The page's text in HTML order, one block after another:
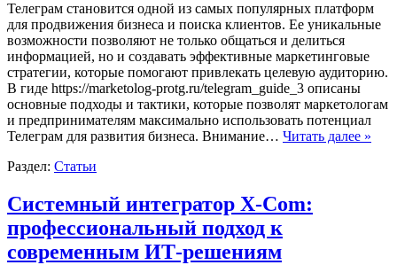
Телеграм становится одной из самых популярных платформ
для продвижения бизнеса и поиска клиентов. Ее уникальные
возможности позволяют не только общаться и делиться
информацией, но и создавать эффективные маркетинговые
стратегии, которые помогают привлекать целевую аудиторию.
В гиде https://marketolog-protg.ru/telegram_guide_3 описаны
основные подходы и тактики, которые позволят маркетологам
и предпринимателям максимально использовать потенциал
Телеграм для развития бизнеса. Внимание… Читать далее »
Раздел: Статьи
Системный интегратор X-Com:
профессиональный подход к
современным ИТ-решениям